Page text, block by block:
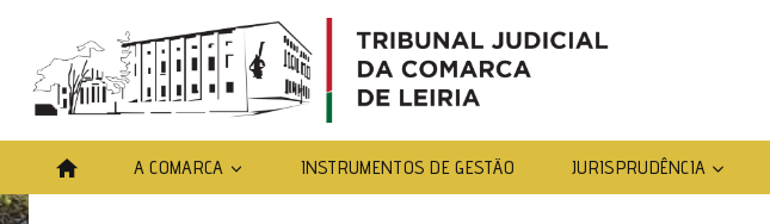
A COMARCA INSTRUMENTOS DE GESTÃO JURISPRUDÊNCIA